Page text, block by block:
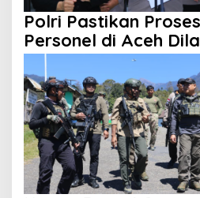
Polri Pastikan
Personel di Aceh
Secara Profesional